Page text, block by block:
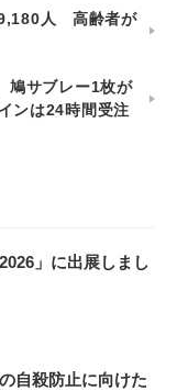
9,180人 高齢者が
鳩サブレー1枚が
ンは24時間受注
」に出展しまし
自殺防止に向けた